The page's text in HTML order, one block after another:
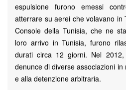
espulsione furono emessi
atterrare su aerei che volavano in
Console della Tunisia, che ne
loro arrivo in Tunisia, furono
durati circa 12 giorni. Nel
denunce di diverse associazioni
e alla detenzione arbitraria.